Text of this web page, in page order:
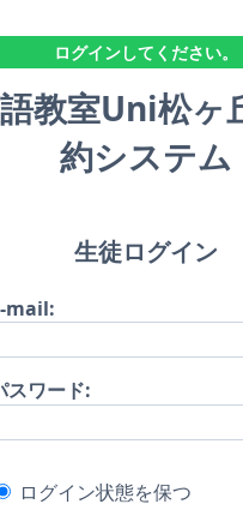
ログインしてください。
教室Uni松
約システム
生徒ログイン
mail:
スワード:
ログイン状態を保つ